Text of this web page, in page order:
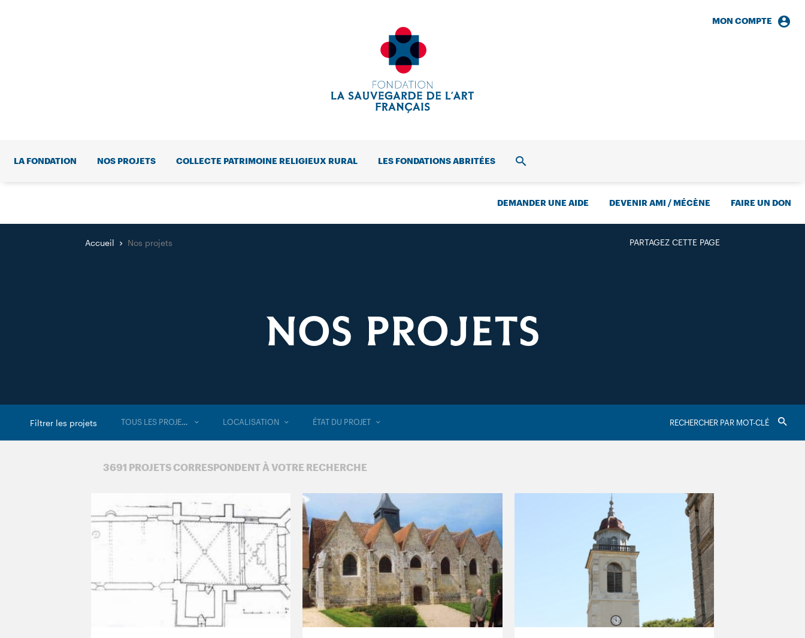
MON COMPTE
LA FONDATION NOS PROJETS COLLECTE PATRIMOINE RELIGIEUX RURAL LES FONDATIONS ABRITÉES RECHERCHE
DEMANDER UNE AIDE DEVENIR AMI / MÉCÈNE FAIRE UN DON
PARTAGEZ CETTE PAGE
Accueil Nos projets
NOS PROJETS
Filtrer les projets
Valider
TOUS LES PROJETS LOCALISATION ÉTAT DU PROJET
3 691 PROJETS CORRESPONDENT À VOTRE RECHERCHE